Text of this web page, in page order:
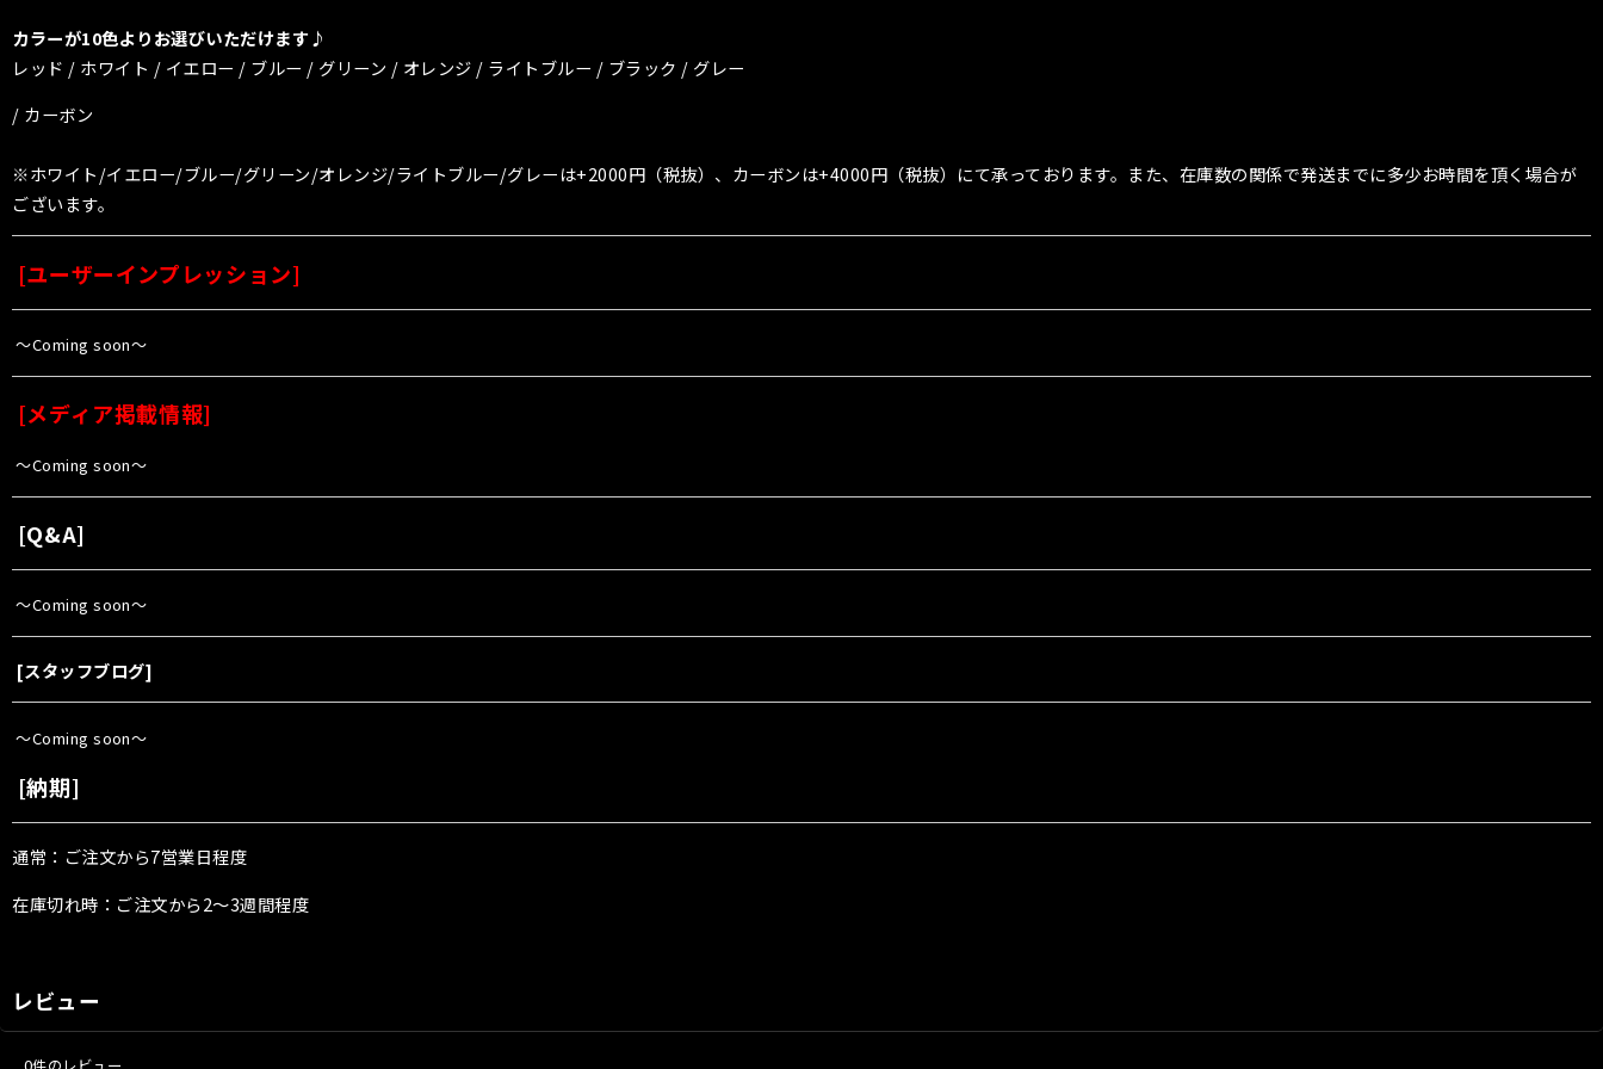
カラーが10色よりお選びいただけます♪
レッド / ホワイト / イエロー / ブルー / グリーン / オレンジ / ライトブルー / ブラック / グレー
/ カーボン
※ホワイト/イエロー/ブルー/グリーン/オレンジ/ライトブルー/グレーは+2000円（税抜）、カーボンは+4000円（税抜）にて承っております。また、在庫数の関係で発送までに多少お時間を頂く場合が
ございます。
[ユーザーインプレッション]
〜Coming soon〜
[メディア掲載情報]
〜Coming soon〜
[Q&A]
〜Coming soon〜
[スタッフブログ]
〜Coming soon〜
[納期]
通常：ご注文から7営業日程度
在庫切れ時：ご注文から2〜3週間程度
レビュー